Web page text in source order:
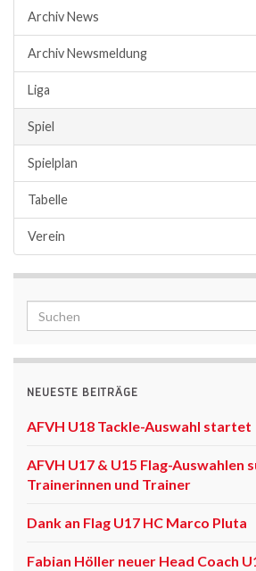
Archiv News
Archiv Newsmeldung
Liga
Spiel
Spielplan
Tabelle
Verein
NEUESTE BEITRÄGE
AFVH U18 Tackle-Auswahl startet
AFVH U17 & U15 Flag-Auswahlen
Trainerinnen und Trainer
Dank an Flag U17 HC Marco Pluta
Fabian Höller neuer Head Coach